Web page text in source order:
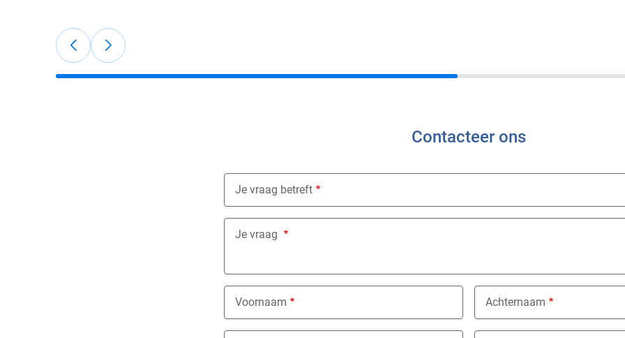
Contacteer ons
Je vraag betreft
Nothing selected
Je vraag
Voornaam Achternaam